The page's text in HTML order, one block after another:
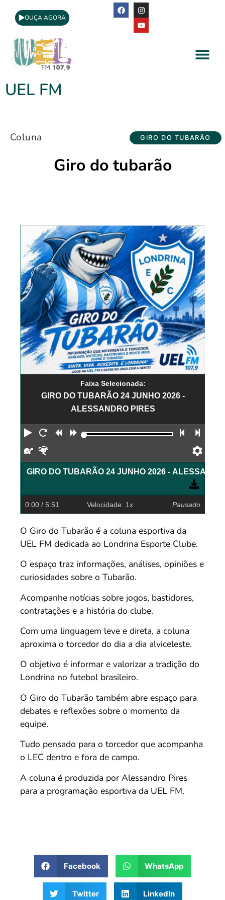
OUÇA AGORA
UEL FM
Coluna GIRO DO TUBARÃO
Giro do tubarão
Faixa Selecionada:
GIRO DO TUBARÃO 24 JUNHO 2026 -
ALESSANDRO PIRES
Reproduzir
Reiniciar
Retroceder
Avançar Faixa
Devagar
GIRO DO TUBARÃO 24 JUNHO
0:00 / 5:51 Velocidade: 1x Pausado
O Giro do Tubarão é a coluna esportiva da
UEL FM dedicada ao Londrina Esporte Clube.
O espaço traz informações, análises, opiniões e
curiosidades sobre o Tubarão.
Acompanhe notícias sobre jogos, bastidores,
contratações e a história do clube.
Com uma linguagem leve e direta, a coluna
aproxima o torcedor do dia a dia alviceleste.
O objetivo é informar e valorizar a tradição do
Londrina no futebol brasileiro.
O Giro do Tubarão também abre espaço para
debates e reflexões sobre o momento da
equipe.
Tudo pensado para o torcedor que acompanha
o LEC dentro e fora de campo.
A coluna é produzida por Alessandro Pires
para a programação esportiva da UEL FM.
Facebook WhatsApp
Twitter LinkedIn